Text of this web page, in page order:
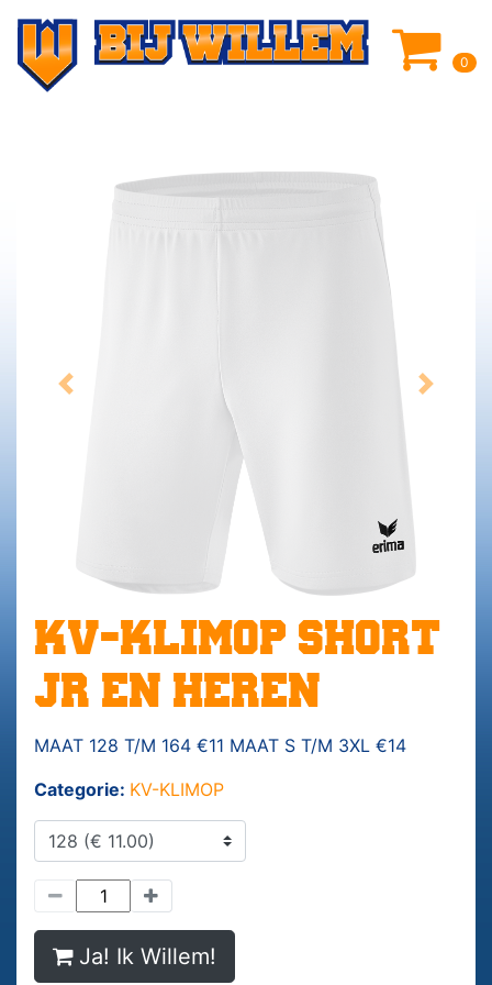
0
Previous Next
KV-KLIMOP SHORT
JR EN HEREN
MAAT 128 T/M 164 €11 MAAT S T/M 3XL €14
Categorie: KV-KLIMOP
Ja! Ik Willem!